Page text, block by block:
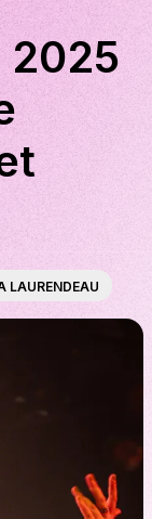
2025
LAURENDEAU